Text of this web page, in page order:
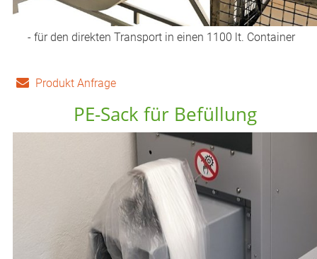
- für den direkten Transport in einen 1100 lt. Container
Produkt Anfrage
PE-Sack für Befüllung